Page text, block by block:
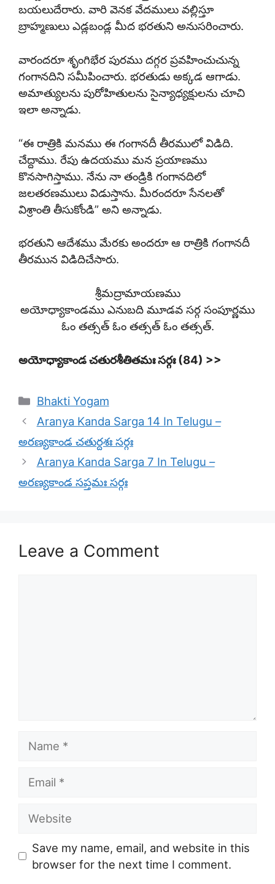
బయలుదేరారు. వారి వెనక వేదములు వల్లిస్తూ
బ్రాహ్మణులు ఎడ్లబండ్ల మీద భరతుని అనుసరించారు.
వారందరూ శృంగిభేర పురము దగ్గర ప్రవహించుచున్న
గంగానదిని సమీపించారు. భరతుడు అక్కడ ఆగాడు.
అమాత్యులను పురోహితులను సైన్యాధ్యక్షులను చూచి
ఇలా అన్నాడు.
“ఈ రాత్రికి మనము ఈ గంగానదీ తీరములో విడిది.
చేద్దాము. రేపు ఉదయము మన ప్రయాణము
కొనసాగిస్తాము. నేను నా తండ్రికి గంగానదిలో
జలతరణములు విడుస్తాను. మీరందరూ సేనలతో
విశ్రాంతి తీసుకోండి” అని అన్నాడు.
భరతుని ఆదేశము మేరకు అందరూ ఆ రాత్రికి గంగానదీ
తీరమున విడిదిచేసారు.
శ్రీమద్రామాయణము
అయోధ్యాకాండము ఎనుబది మూడవ సర్గ సంపూర్ణము
ఓం తత్సత్ ఓం తత్సత్ ఓం తత్సత్.
అయోధ్యాకాండ చతురశీతితమః సర్గః (84) >>
Categories
Bhakti Yogam
Aranya Kanda Sarga 14 In Telugu –
అరణ్యకాండ చతుర్దశః సర్గః
Aranya Kanda Sarga 7 In Telugu –
అరణ్యకాండ సప్తమః సర్గః
Leave a Comment
Name
Email
Website
Save my name, email, and website in this
browser for the next time I comment.